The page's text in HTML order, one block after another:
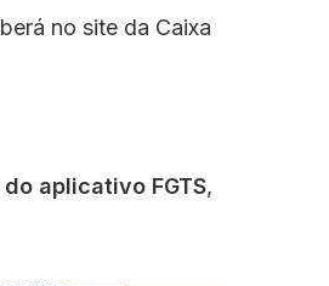
no site da Caixa
aplicativo FGTS,